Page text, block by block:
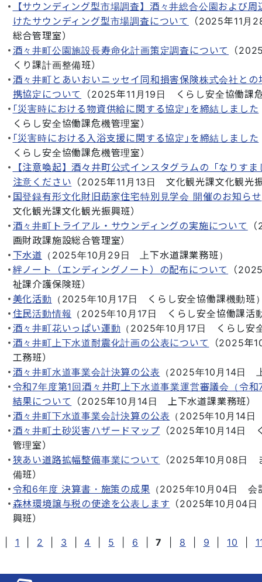
【サウンディング型市場調査】酒々井総合公園および
けたサウンディング型市場調査について
（2025年11月
総合管理室）
酒々井町公園施設長寿命化計画策定調査について
（
くり課計画整備班）
酒々井町とあいおいニッセイ同和損害保険株式会社と
携協定について
（2025年11月19日
くらし安全協働課
｢災害時における物資供給に関する協定｣を締結しました
くらし安全協働課危機管理室）
｢災害時における入浴支援に関する協定｣を締結しました
くらし安全協働課危機管理室）
【注意喚起】酒々井町公式インスタグラムの「なりす
注意ください （2025年11月13日
文化観光課文化観光
国登録有形文化財旧莇家住宅特別見学会 開催のお知らせ
文化観光課文化観光振興班）
酒々井町トライアル・サウンディングの実施について
（
画財政課施設総合管理室）
下水道 （ 2025年10月29日 上下水道課業務班）
絆ノート（エンディングノート）の配布について
（
祉課介護保険班）
美化活動 （ 2025年10月17日 くらし安全協働課機動班
住民活動情報 （ 2025年10月17日
くらし安全協働課活
酒々井町花いっぱい運動 （ 2025年10月17日
くらし安
酒々井町上下水道耐震化計画の公表について
（2025年
工務班）
酒々井町水道事業会計決算の公表 （2025年10月14日
令和7年度第1回酒々井町上下水道事業運営審議会（令
結果について
（2025年10月14日 上下水道課業務班）
酒々井町下水道事業会計決算の公表 （ 2025年10月14日
酒々井町土砂災害ハザードマップ （2025年10月14日
管理室）
狭あい道路拡幅整備事業について
（2025年10月08日
備班）
令和6年度 決算書・施策の成果 （2025年10月04日
会
森林環境譲与税の使途を公表します （2025年10月04日
興班）
1 2 3 4 5 6 7 8 9 10